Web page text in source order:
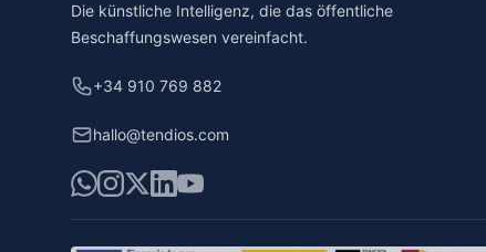
Die künstliche Intelligenz, die das öffentliche
Beschaffungswesen vereinfacht.
+34 910 769 882
hallo@tendios.com
WhatsApp
Instagram
X LinkedIn
YouTube